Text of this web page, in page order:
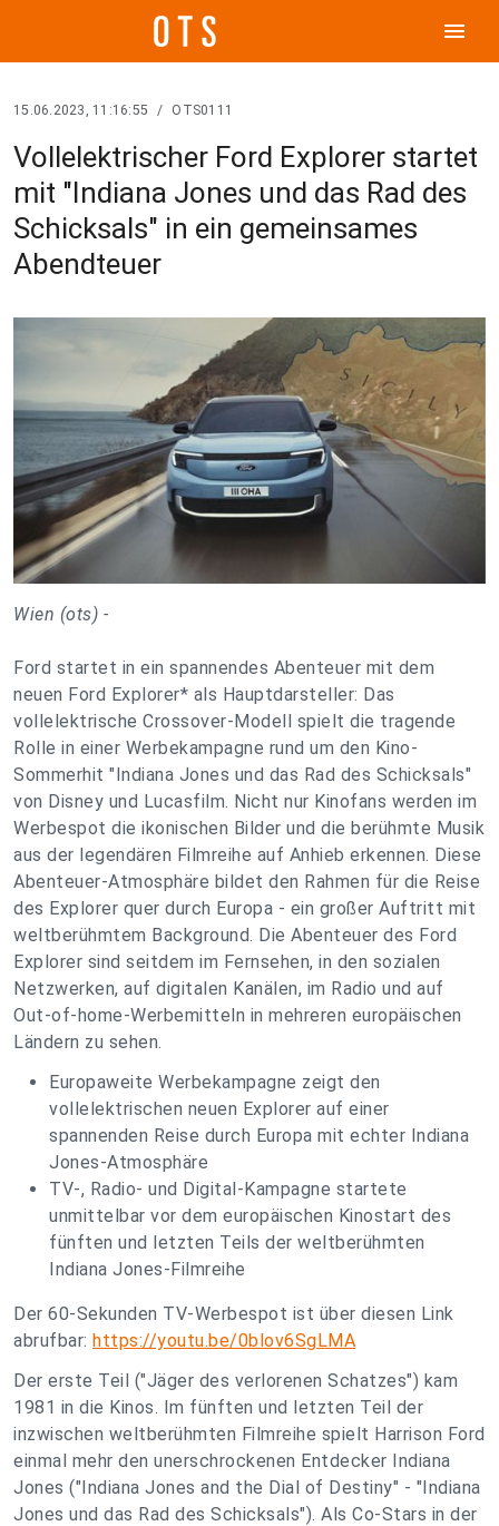
menu
15.06.2023, 11:16:55 / OTS0111
Vollelektrischer Ford Explorer startet
mit "Indiana Jones und das Rad des
Schicksals" in ein gemeinsames
Abendteuer
Wien (ots) -
Ford startet in ein spannendes Abenteuer mit dem
neuen Ford Explorer* als Hauptdarsteller: Das
vollelektrische Crossover-Modell spielt die tragende
Rolle in einer Werbekampagne rund um den Kino-
Sommerhit "Indiana Jones und das Rad des Schicksals"
von Disney und Lucasfilm. Nicht nur Kinofans werden im
Werbespot die ikonischen Bilder und die berühmte Musik
aus der legendären Filmreihe auf Anhieb erkennen. Diese
Abenteuer-Atmosphäre bildet den Rahmen für die Reise
des Explorer quer durch Europa - ein großer Auftritt mit
weltberühmtem Background. Die Abenteuer des Ford
Explorer sind seitdem im Fernsehen, in den sozialen
Netzwerken, auf digitalen Kanälen, im Radio und auf
Out-of-home-Werbemitteln in mehreren europäischen
Ländern zu sehen.
Europaweite Werbekampagne zeigt den
vollelektrischen neuen Explorer auf einer
spannenden Reise durch Europa mit echter Indiana
Jones-Atmosphäre
TV-, Radio- und Digital-Kampagne startete
unmittelbar vor dem europäischen Kinostart des
fünften und letzten Teils der weltberühmten
Indiana Jones-Filmreihe
Der 60-Sekunden TV-Werbespot ist über diesen Link
abrufbar: https://youtu.be/0blov6SgLMA
Der erste Teil ("Jäger des verlorenen Schatzes") kam
1981 in die Kinos. Im fünften und letzten Teil der
inzwischen weltberühmten Filmreihe spielt Harrison Ford
einmal mehr den unerschrockenen Entdecker Indiana
Jones ("Indiana Jones and the Dial of Destiny" - "Indiana
Jones und das Rad des Schicksals"). Als Co-Stars in der